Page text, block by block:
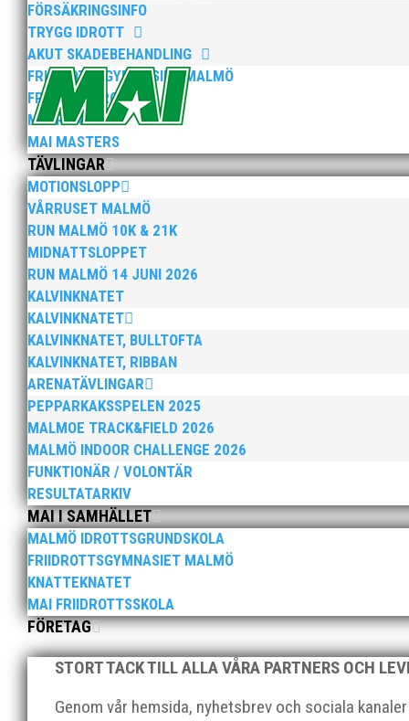
FÖRSÄKRINGSINFO
TRYGG IDROTT
AKUT SKADEBEHANDLING
FRIIDROTTSGYMNASIET MALMÖ
FRISK FRIIDROTT
MAI RUNNERS
MAI MASTERS
TÄVLINGAR
MOTIONSLOPP
VÅRRUSET MALMÖ
RUN MALMÖ 10K & 21K
MIDNATTSLOPPET
RUN MALMÖ 14 JUNI 2026
KALVINKNATET
KALVINKNATET
KALVINKNATET, BULLTOFTA
KALVINKNATET, RIBBAN
ARENATÄVLINGAR
PEPPARKAKSSPELEN 2025
MALMOE TRACK&FIELD 2026
MALMÖ INDOOR CHALLENGE 2026
FUNKTIONÄR / VOLONTÄR
RESULTATARKIV
MAI I SAMHÄLLET
MALMÖ IDROTTSGRUNDSKOLA
FRIIDROTTSGYMNASIET MALMÖ
KNATTEKNATET
MAI FRIIDROTTSSKOLA
FÖRETAG
STORT TACK TILL ALLA VÅRA PARTNERS OCH
Genom vår hemsida, nyhetsbrev och sociala
2025 innebar något av ett internationellt genombrott
elva på VM ute i somras. Och en stark tro på
När Friidrottssverige samlades för fest gick en av
och bland annat fanns ordförande Fredrik Wennolf
Som traditionen bjuder så var vi ett helt gäng löpare
runt Pildammsparken (2,7 km respektive 5,4
Klubbchef – Malmö Allmänna Idrottsförening (MAI)